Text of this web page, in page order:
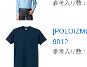
参考入り数
9012
参考入り数